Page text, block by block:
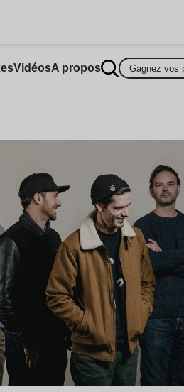
VidéosA propos Gagnez vos